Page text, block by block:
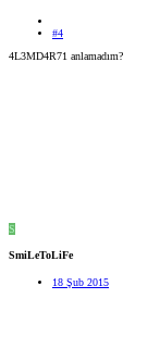
#4
4L3MD4R71 anlamadım?
S
SmiLeToLiFe
18 Şub 2015